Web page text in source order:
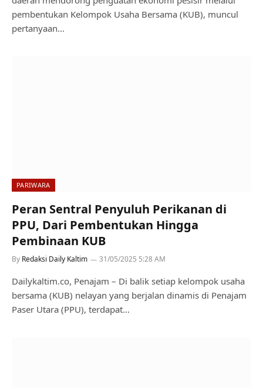
pembentukan Kelompok Usaha Bersama (KUB), muncul
pertanyaan…
PARIWARA
Peran Sentral Penyuluh Perikanan di
PPU, Dari Pembentukan Hingga
Pembinaan KUB
By Redaksi Daily Kaltim 31/05/2025 5:28 AM
Dailykaltim.co, Penajam – Di balik setiap kelompok usaha
bersama (KUB) nelayan yang berjalan dinamis di Penajam
Paser Utara (PPU), terdapat…